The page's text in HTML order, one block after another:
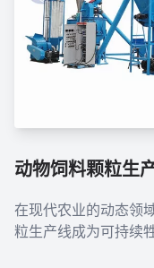
动物饲料颗粒生
在现代农业的动态领
粒生产线成为可持续